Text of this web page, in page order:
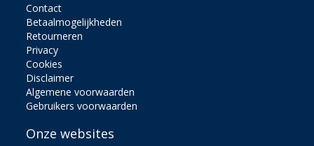
Contact
Betaalmogelijkheden
Retourneren
Privacy
Cookies
Disclaimer
Algemene voorwaarden
Gebruikers voorwaarden
Onze websites